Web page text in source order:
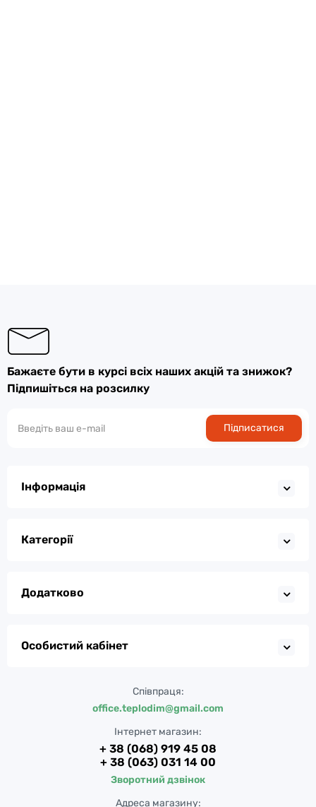
Бажаєте бути в курсі всіх наших акцій та знижок?
Підпишіться на розсилку
Підписатися
Інформація
Категорії
Додатково
Особистий кабінет
Співпраця:
office.teplodim@gmail.com
Інтернет магазин:
+ 38 (068) 919 45 08
+ 38 (063) 031 14 00
Зворотний дзвінок
Адреса магазину: